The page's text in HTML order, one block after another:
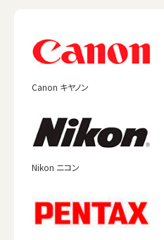
Canon キヤノン
Nikon ニコン